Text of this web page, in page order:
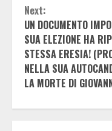
Next:
UN DOCUMENTO
SUA ELEZIONE HA
STESSA ERESIA!
NELLA SUA
LA MORTE DI